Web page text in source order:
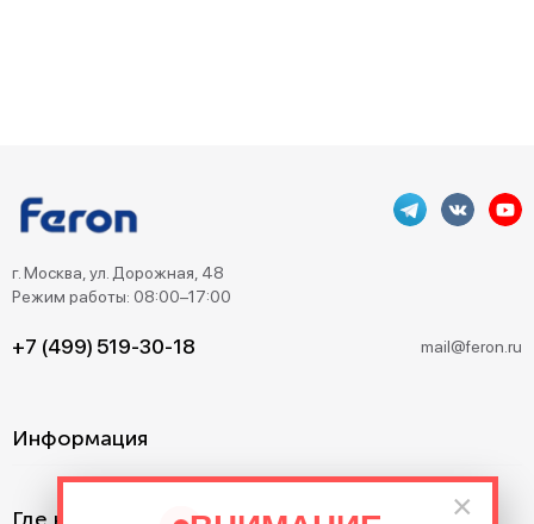
×
г. Москва, ул. Дорожная, 48
Режим работы: 08:00–17:00
+7 (499) 519-30-18 mail@feron.ru
Информация